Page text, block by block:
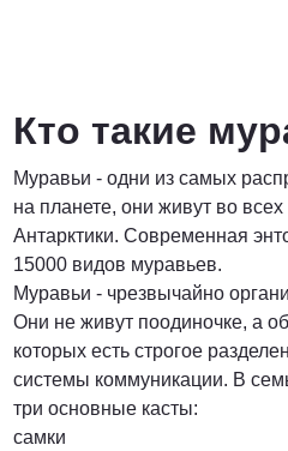
Кто такие
Муравьи - одни из самых
на планете, они живут во всех
Антарктики. Современная
15000 видов муравьев.
Муравьи - чрезвычайно
Они не живут поодиночке, а
которых есть строгое
системы коммуникации. В
три основные касты:
самки